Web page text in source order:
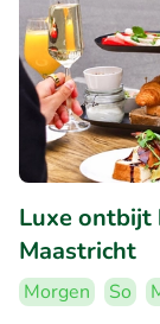
Luxe ontbijt
Maastricht
Morgen So